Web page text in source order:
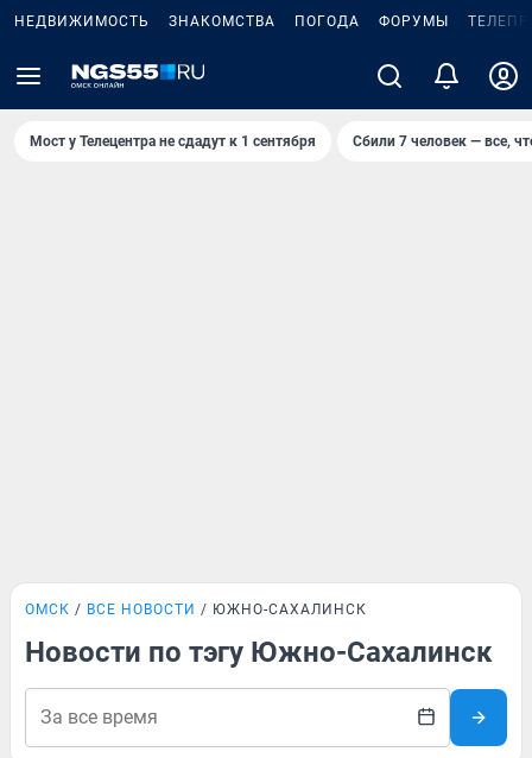
НЕДВИЖИМОСТЬ ЗНАКОМСТВА ПОГОДА ФОРУМЫ
Мост у Телецентра не сдадут к 1 сентября Сбили 7 человек — все,
ОМСК ВСЕ НОВОСТИ ЮЖНО-САХАЛИНСК
Новости по тэгу Южно-Сахалинск